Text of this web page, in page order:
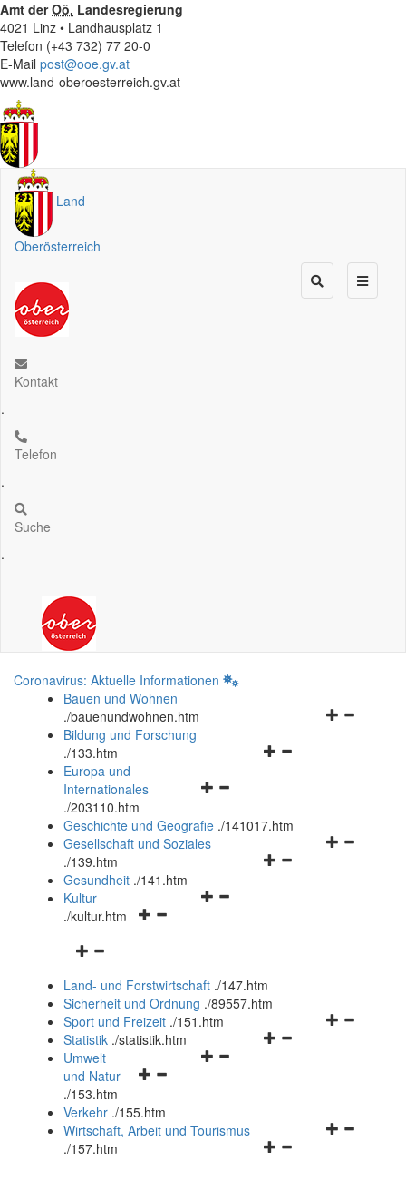
Amt derOö. Landesregierung
4021 Linz • Landhausplatz 1
Telefon (+43 732) 77 20-0
E-Mail post@ooe.gv.at
www.land-oberoesterreich.gv.at
Land
Oberösterreich
Kontakt
.
Telefon
.
Suche
.
Coronavirus: Aktuelle Informationen
Bauen und Wohnen
./bauenundwohnen.htm
Navigationsmenü
Bildung und Forschung
./133.htm
Navigationsmenü
und
schließen
Europa und
Internationales
./203110.htm
Geschichte und Geografie ./141017.htm
Navigationsmenü
Gesellschaft und Soziales
./139.htm
Navigationsmenü
Gesundheit ./141.htm
Navigationsmenü
Kultur
./kultur.htm
Navigationsmenü
und
schließen
Land- und Forstwirtschaft ./147.htm
Sicherheit und Ordnung ./89557.htm
Navigationsmenü
Sport und Freizeit ./151.htm
Navigationsmenü
Statistik ./statistik.htm
Navigationsmenü
und
schließen
Umwelt
und Natur
./153.htm
Verkehr ./155.htm
Navigationsmenü
Wirtschaft, Arbeit und Tourismus
./157.htm